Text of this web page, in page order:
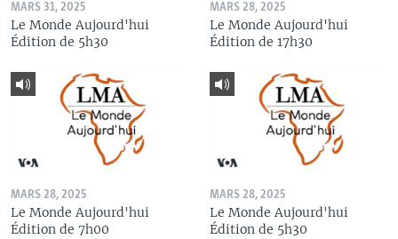
MARS 31, 2025
Le Monde Aujourd'hui
Édition de 5h30
MARS 28, 2025
Le Monde Aujourd'hui
Édition de 17h30
MARS 28, 2025
Le Monde Aujourd'hui
Édition de 7h00
MARS 28, 2025
Le Monde Aujourd'hui
Édition de 5h30